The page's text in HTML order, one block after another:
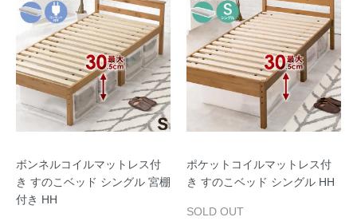
ボンネルコイルマットレス付
き すのこベッド シングル 宮棚
付き HH
ポケットコイルマットレス付
き すのこベッド シングル HH
SOLD OUT